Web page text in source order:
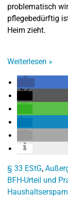
problematisch
pflegebedürftig
Heim zieht.
Weiterlesen »
§ 33 EStG,
BFH-Urteil und